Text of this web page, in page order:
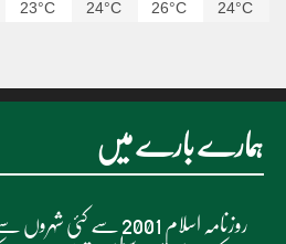
23°C
24°C
26°C
24°C
ہمارے بارے میں
روزنامہ اسلام 2001